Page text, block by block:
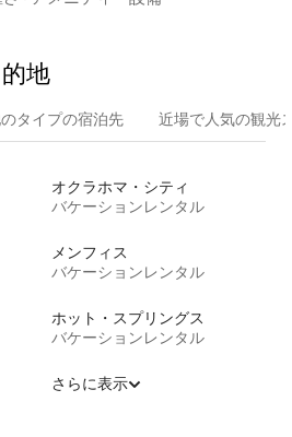
地
タ⁠イ⁠プ⁠の宿⁠泊⁠先 近場で人気の観光
オクラホマ・シティ
バケーションレンタル
メンフィス
バケーションレンタル
ホット・スプリングス
バケーションレンタル
さらに表示